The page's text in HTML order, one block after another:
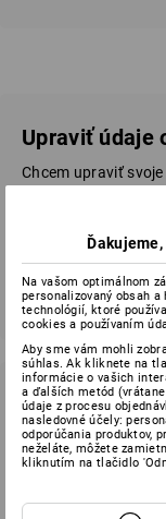
Upraviť údaje
Chcem upraviť
aktuálna e-mailová
Zrušiť odber
Neželáte si už
prosím použite
Na vašom optimálnom
personalizovaný obsah
technológií, ktoré
cookies a používaním
Aby sme vám mohli
súhlas. Ak kliknete na
informácie o vašich
a ďalších metód
údaje z procesu
nasledovné účely:
odporúčania produktov,
neželáte, môžete
kliknutím na tlačidlo